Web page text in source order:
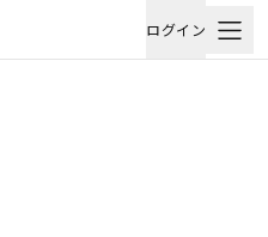
ログイン